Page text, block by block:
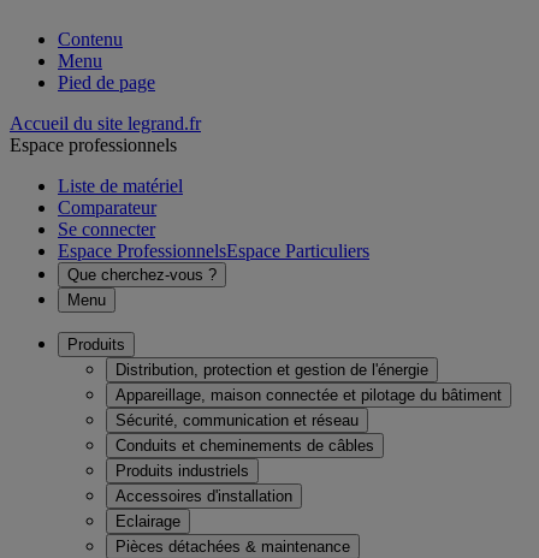
Contenu
Menu
Pied de page
Accueil du site legrand.fr
Espace professionnels
Liste de matériel
Comparateur
Se connecter
Espace ProfessionnelsEspace Particuliers
Que cherchez-vous ?
Menu
Produits
Distribution, protection et gestion de l'énergie
Appareillage, maison connectée et pilotage du bâtiment
Sécurité, communication et réseau
Conduits et cheminements de câbles
Produits industriels
Accessoires d'installation
Eclairage
Pièces détachées & maintenance